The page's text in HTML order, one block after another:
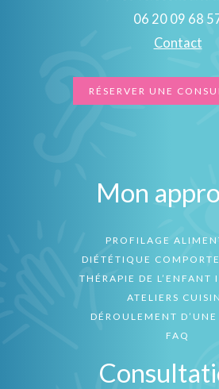
06 20 09 68
Contact
RÉSERVER UNE
Mon
PROFILAGE
DIÉTÉTIQUE
THÉRAPIE DE L’ENFANT
ATELIERS
DÉROULEMENT D’UNE
FAQ